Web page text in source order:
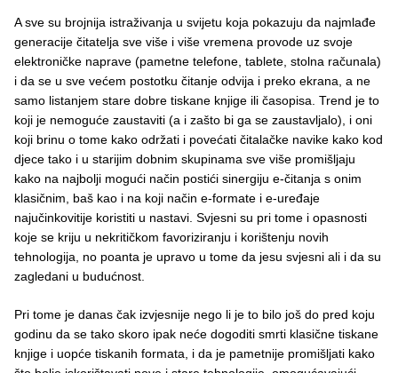
A sve su brojnija istraživanja u svijetu koja pokazuju da najmlađe
generacije čitatelja sve više i više vremena provode uz svoje
elektroničke naprave (pametne telefone, tablete, stolna računala)
i da se u sve većem postotku čitanje odvija i preko ekrana, a ne
samo listanjem stare dobre tiskane knjige ili časopisa. Trend je to
koji je nemoguće zaustaviti (a i zašto bi ga se zaustavljalo), i oni
koji brinu o tome kako održati i povećati čitalačke navike kako kod
djece tako i u starijim dobnim skupinama sve više promišljaju
kako na najbolji mogući način postići sinergiju e-čitanja s onim
klasičnim, baš kao i na koji način e-formate i e-uređaje
najučinkovitije koristiti u nastavi. Svjesni su pri tome i opasnosti
koje se kriju u nekritičkom favoriziranju i korištenju novih
tehnologija, no poanta je upravo u tome da jesu svjesni ali i da su
zagledani u budućnost.
Pri tome je danas čak izvjesnije nego li je to bilo još do pred koju
godinu da se tako skoro ipak neće dogoditi smrti klasične tiskane
knjige i uopće tiskanih formata, i da je pametnije promišljati kako